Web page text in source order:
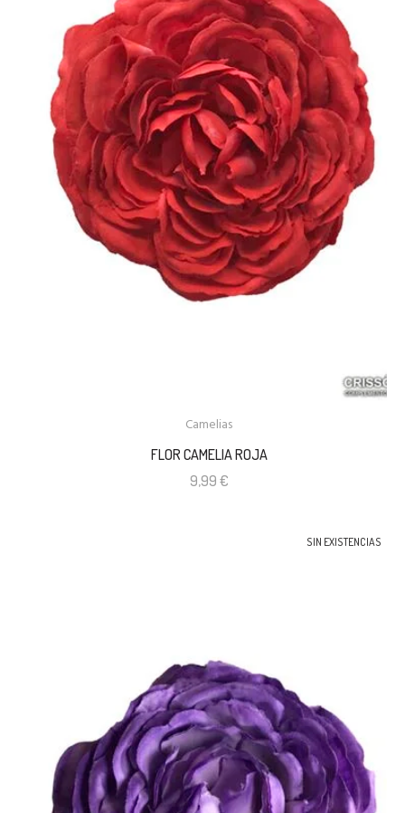
Camelias
FLOR CAMELIA ROJA
9,99 €
SIN EXISTENCIAS